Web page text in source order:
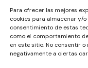
Para ofrecer las mejores
cookies para almacenar y/
consentimiento de estas
como el comportamiento
en este sitio. No consentir
negativamente a ciertas